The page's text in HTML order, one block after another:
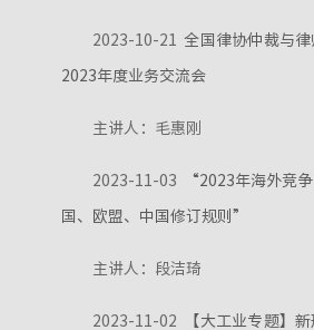
2023-10-21全国律协仲裁与
2023年度业务交流会
主讲人：毛惠刚
2023-11-03 “2023年海外竞
国、欧盟、中国修订规则”
主讲人：段洁琦
2023-11-02 【大工业专题】